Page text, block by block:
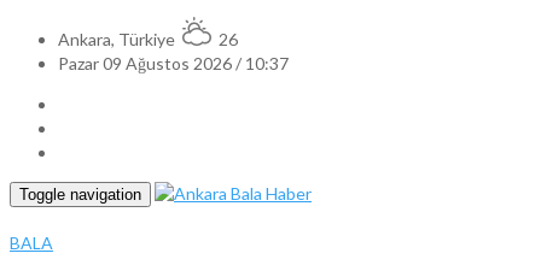
Ankara, Türkiye
26
Pazar 09 Ağustos 2026 / 10:37
Toggle navigation
BALA